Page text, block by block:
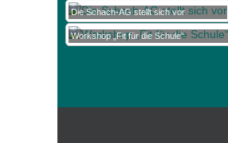
Die Schach-AG stellt sich vor
Workshop „Fit für die Schule“